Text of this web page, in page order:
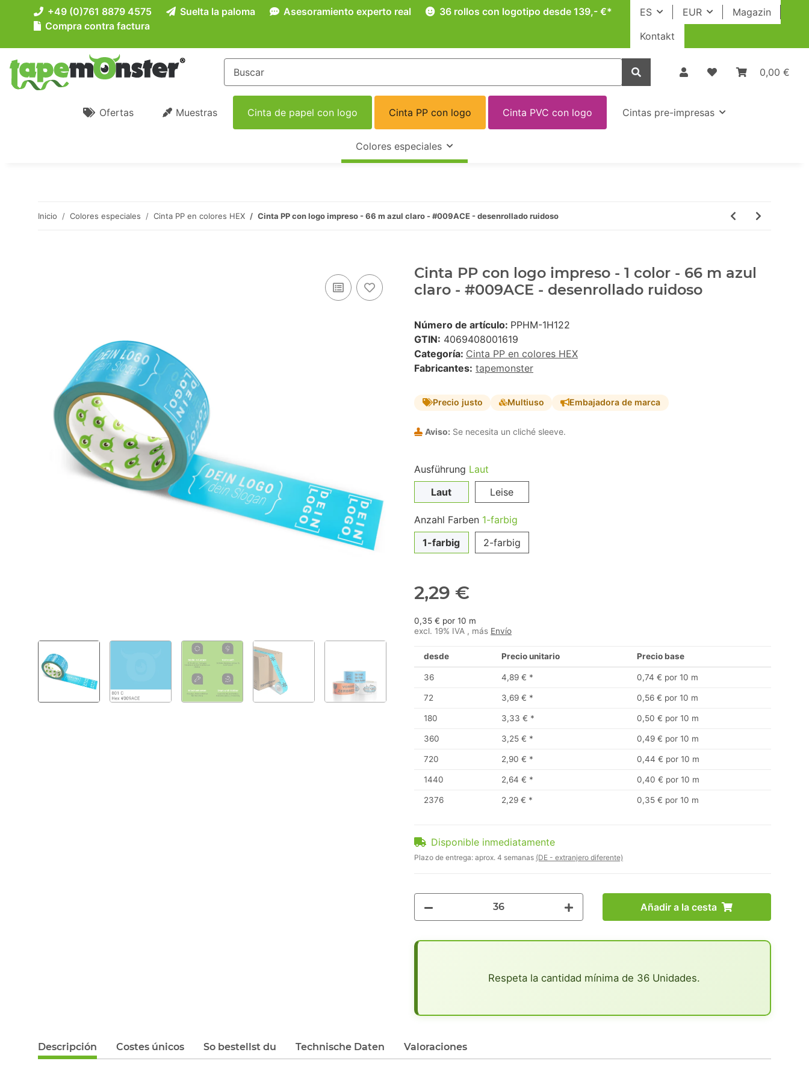
ES EUR
Magazin
Kontakt
+49 (0)761 8879 4575 Suelta la paloma Asesoramiento experto real
36 rollos con logotipo desde 139,- €*
Compra contra factura
0,00 €
Ofertas Muestras Cinta de papel con logo Cinta PP con logo Cinta PVC con logo Cintas pre-impresas
Colores especiales
Inicio Colores especiales Cinta PP en colores HEX Cinta PP con logo impreso - 66 m azul claro - #009ACE - desenrollado ruidoso
Cinta PP con logo impreso - 1 color - 66 m azul
claro - #009ACE - desenrollado ruidoso
Número de artículo: PPHM-1H122
GTIN: 4069408001619
Categoría: Cinta PP en colores HEX
Fabricantes: tapemonster
Precio justo Multiuso Embajadora de marca
Aviso: Se necesita un cliché sleeve.
Ausführung Laut
Laut
Leise
Anzahl Farben 1-farbig
1-farbig
2-farbig
2,29 €
0,35 € por 10 m
excl. 19% IVA , más Envío
desde Precio unitario Precio base
36 4,89 € * 0,74 € por 10 m
72 3,69 € * 0,56 € por 10 m
180 3,33 € * 0,50 € por 10 m
360 3,25 € * 0,49 € por 10 m
720 2,90 € * 0,44 € por 10 m
1440 2,64 € * 0,40 € por 10 m
2376 2,29 € * 0,35 € por 10 m
Disponible inmediatamente
Plazo de entrega: aprox. 4 semanas (DE - extranjero diferente)
Añadir a la cesta
Respeta la cantidad mínima de 36 Unidades.
Descripción Costes únicos So bestellst du Technische Daten Valoraciones